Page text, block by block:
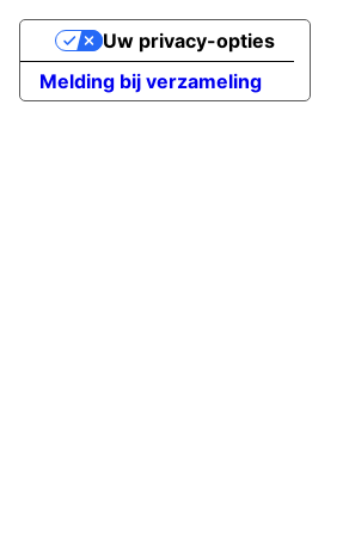
Melding bij verzameling
Uw privacy-opties